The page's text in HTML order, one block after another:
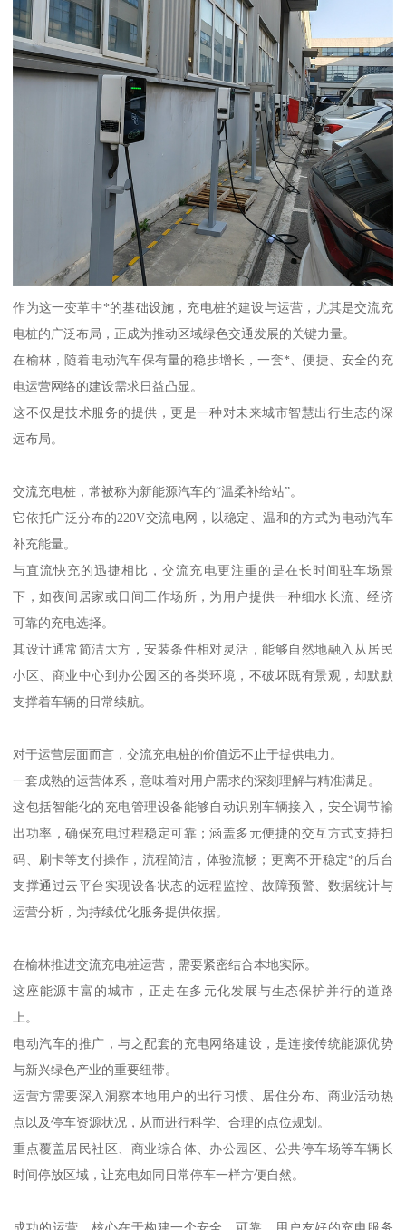
作为这一变革中*的基础设施，充电桩的建设与运营，尤其是交流充
电桩的广泛布局，正成为推动区域绿色交通发展的关键力量。
在榆林，随着电动汽车保有量的稳步增长，一套*、便捷、安全的充
电运营网络的建设需求日益凸显。
这不仅是技术服务的提供，更是一种对未来城市智慧出行生态的深
远布局。
交流充电桩，常被称为新能源汽车的“温柔补给站”。
它依托广泛分布的220V交流电网，以稳定、温和的方式为电动汽车
补充能量。
与直流快充的迅捷相比，交流充电更注重的是在长时间驻车场景
下，如夜间居家或日间工作场所，为用户提供一种细水长流、经济
可靠的充电选择。
其设计通常简洁大方，安装条件相对灵活，能够自然地融入从居民
小区、商业中心到办公园区的各类环境，不破坏既有景观，却默默
支撑着车辆的日常续航。
对于运营层面而言，交流充电桩的价值远不止于提供电力。
一套成熟的运营体系，意味着对用户需求的深刻理解与精准满足。
这包括智能化的充电管理设备能够自动识别车辆接入，安全调节输
出功率，确保充电过程稳定可靠；涵盖多元便捷的交互方式支持扫
码、刷卡等支付操作，流程简洁，体验流畅；更离不开稳定*的后台
支撑通过云平台实现设备状态的远程监控、故障预警、数据统计与
运营分析，为持续优化服务提供依据。
在榆林推进交流充电桩运营，需要紧密结合本地实际。
这座能源丰富的城市，正走在多元化发展与生态保护并行的道路
上。
电动汽车的推广，与之配套的充电网络建设，是连接传统能源优势
与新兴绿色产业的重要纽带。
运营方需要深入洞察本地用户的出行习惯、居住分布、商业活动热
点以及停车资源状况，从而进行科学、合理的点位规划。
重点覆盖居民社区、商业综合体、办公园区、公共停车场等车辆长
时间停放区域，让充电如同日常停车一样方便自然。
成功的运营，核心在于构建一个安全、可靠、用户友好的充电服务